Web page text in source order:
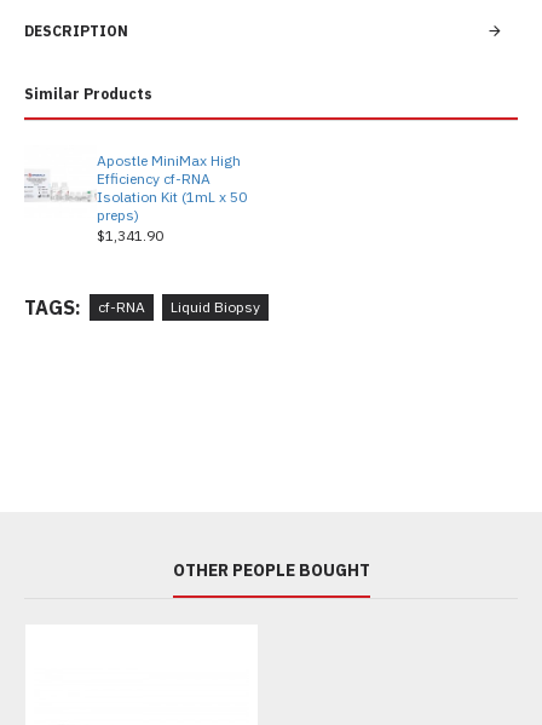
DESCRIPTION
Similar Products
Apostle MiniMax High
Efficiency cf-RNA
Isolation Kit (1mL x 50
preps)
$1,341.90
TAGS: cf-RNA Liquid Biopsy
OTHER PEOPLE BOUGHT